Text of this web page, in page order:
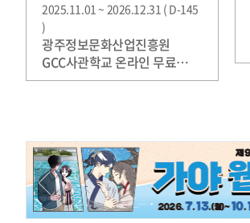
2025.11.01 ~ 2026.12.31 ( D-145
)
광주정보문화산업진흥원
GCC사관학교 온라인 무료
교육생 모집